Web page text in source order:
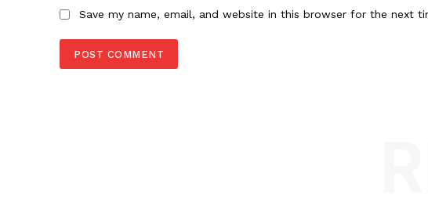
Save my name, email, and website in this browser for the next